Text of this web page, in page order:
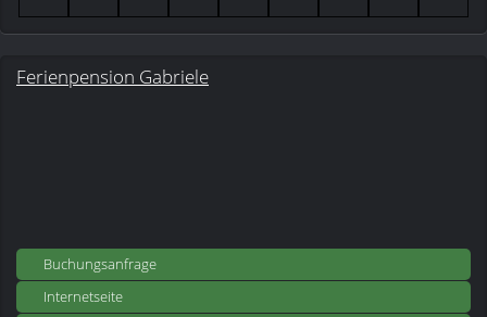
Ferienpension Gabriele
Buchungsanfrage
Internetseite